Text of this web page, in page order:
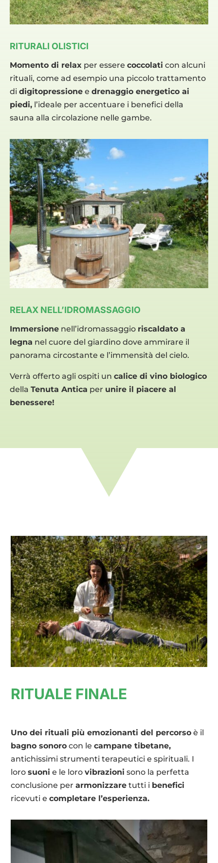
RITURALI OLISTICI
Momento di relax per essere coccolati con alcuni
rituali, come ad esempio una piccolo trattamento
di digitopressione e drenaggio energetico ai
piedi, l’ideale per accentuare i benefici della
sauna alla circolazione nelle gambe.
RELAX NELL’IDROMASSAGGIO
Immersione nell’idromassaggio riscaldato a
legna nel cuore del giardino dove ammirare il
panorama circostante e l’immensità del cielo.
Verrà offerto agli ospiti un calice di vino biologico
della Tenuta Antica per unire il piacere al
benessere!
RITUALE FINALE
Uno dei rituali più emozionanti del percorso è il
bagno sonoro con lecampane tibetane,
antichissimi strumenti terapeutici e spirituali. I
lorosuoni e le lorovibrazioni sono la perfetta
conclusione perarmonizzare tutti i benefici
ricevuti ecompletare l’esperienza.